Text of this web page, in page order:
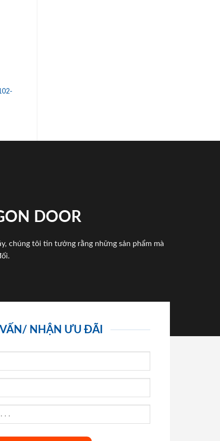
DOOR
chúng tôi tin tưởng rằng những sản phẩm mà
NHẬN ƯU ĐÃI